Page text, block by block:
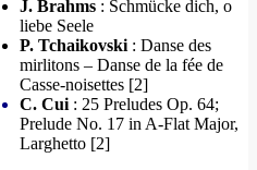
J. Brahms : Schmücke dich, o
liebe Seele
P. Tchaikovski : Danse des
mirlitons – Danse de la fée de
Casse-noisettes [2]
C. Cui : 25 Preludes Op. 64;
Prelude No. 17 in A-Flat Major,
Larghetto [2]